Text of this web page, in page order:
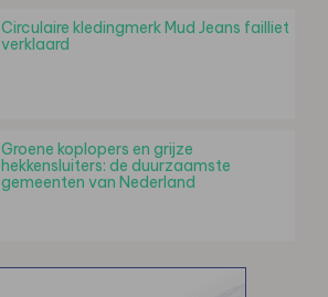
Circulaire kledingmerk Mud Jeans failliet
verklaard
Groene koplopers en grijze
hekkensluiters: de duurzaamste
gemeenten van Nederland